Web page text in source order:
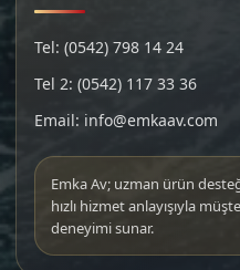
Tel: (0542) 798 14 24
Tel 2: (0542) 117 33 36
Email: info@emkaav.com
Emka Av; uzman ürün
hızlı hizmet anlayışıyla
deneyimi sunar.